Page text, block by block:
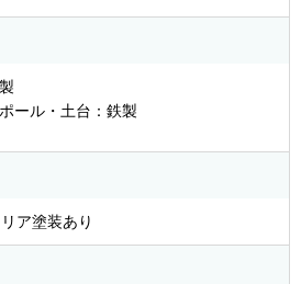
ール・土台：鉄製
ア塗装あり